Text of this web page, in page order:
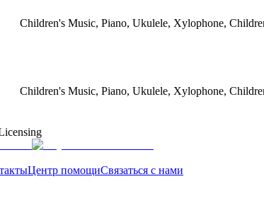
Children's Music, Piano, Ukulele, Xylophone,
Children's Music, Piano, Ukulele, Xylophone,
Центр помощиСвязаться с нами